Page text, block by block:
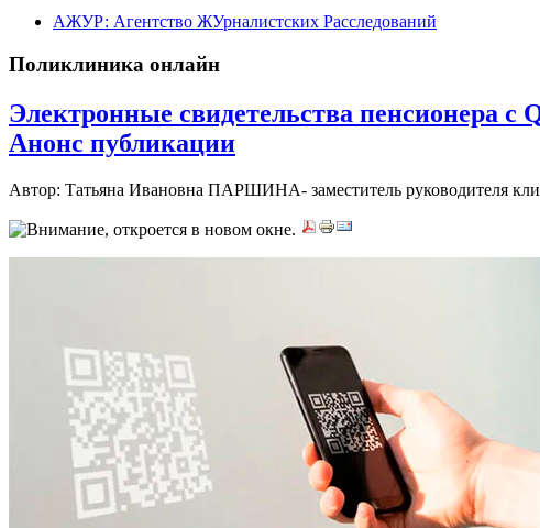
АЖУР: Агентство ЖУрналистских Расследований
Поликлиника онлайн
Электронные свидетельства пенсионера
Анонс публикации
Автор: Татьяна Ивановна ПАРШИНА- заместитель руководителя